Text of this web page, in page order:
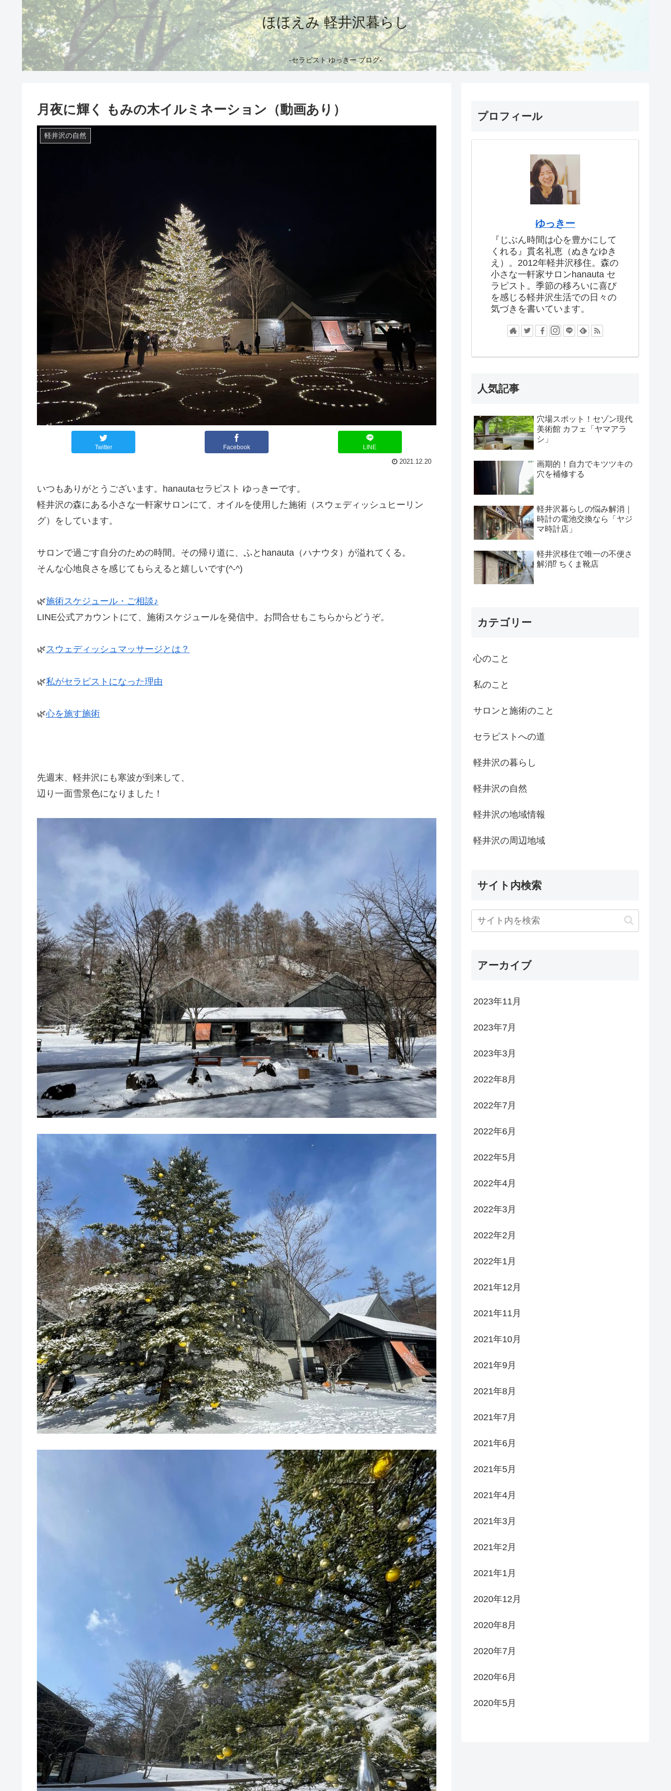
ほほえみ 軽井沢暮らし
-セラピスト ゆっきー ブログ-
月夜に輝く もみの木イルミネーション（動画あり）
軽井沢の自然
Twitter Facebook LINE
2021.12.20
いつもありがとうございます。hanautaセラピスト ゆっきーです。
軽井沢の森にある小さな一軒家サロンにて、オイルを使用した施術（スウェディッシュヒーリン
グ）をしています。
サロンで過ごす自分のための時間。その帰り道に、ふとhanauta（ハナウタ）が溢れてくる。
そんな心地良さを感じてもらえると嬉しいです(^-^)
🌿施術スケジュール・ご相談♪
LINE公式アカウントにて、施術スケジュールを発信中。お問合せもこちらからどうぞ。
🌿スウェディッシュマッサージとは？
🌿私がセラピストになった理由
🌿心を施す施術
先週末、軽井沢にも寒波が到来して、
辺り一面雪景色になりました！
プロフィール
ゆっきー
『じぶん時間は心を豊かにして
くれる』貫名礼恵（ぬきなゆき
え）。2012年軽井沢移住。森の
小さな一軒家サロンhanauta セ
ラピスト。季節の移ろいに喜び
を感じる軽井沢生活での日々の
気づきを書いています。
人気記事
穴場スポット！セゾン現代
美術館 カフェ「ヤマアラ
シ」
画期的！自力でキツツキの
穴を補修する
軽井沢暮らしの悩み解消｜
時計の電池交換なら「ヤジ
マ時計店」
軽井沢移住で唯一の不便さ
解消⁉ ちくま靴店
カテゴリー
心のこと
私のこと
サロンと施術のこと
セラピストへの道
軽井沢の暮らし
軽井沢の自然
軽井沢の地域情報
軽井沢の周辺地域
サイト内検索
アーカイブ
2023年11月
2023年7月
2023年3月
2022年8月
2022年7月
2022年6月
2022年5月
2022年4月
2022年3月
2022年2月
2022年1月
2021年12月
2021年11月
2021年10月
2021年9月
2021年8月
2021年7月
2021年6月
2021年5月
2021年4月
2021年3月
2021年2月
2021年1月
2020年12月
2020年8月
2020年7月
2020年6月
2020年5月